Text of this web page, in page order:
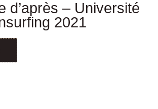
d’après – Université
2021